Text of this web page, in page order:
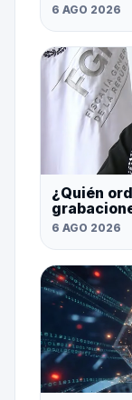
6 AGO 2026
¿Quién
6 AGO 2026